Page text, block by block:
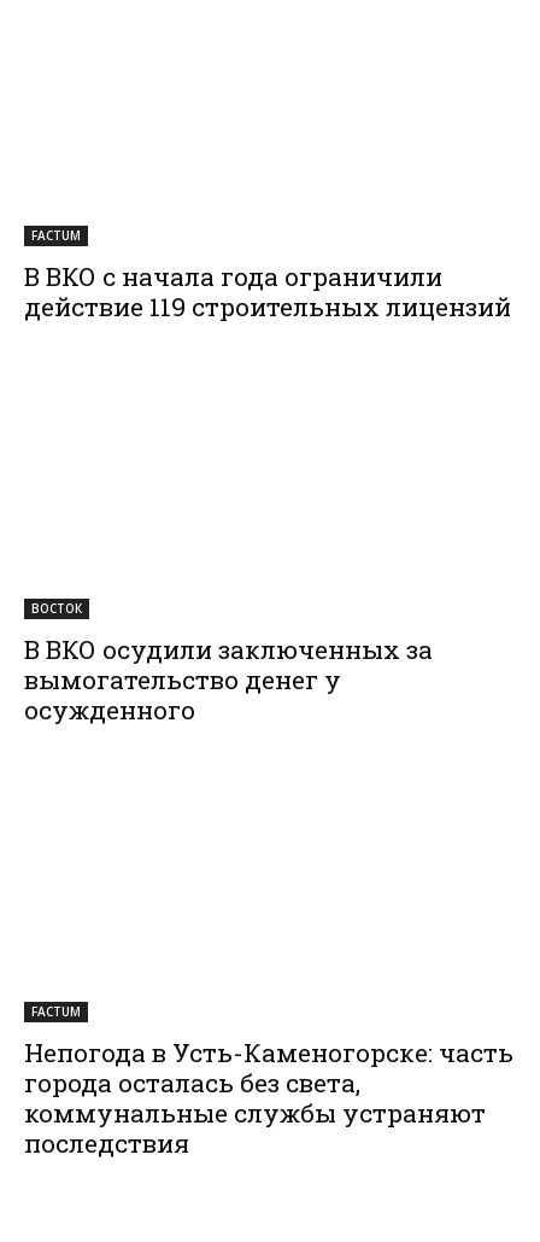
FACTUM
В ВКО с начала года ограничили
действие 119 строительных лицензий
ВОСТОК
В ВКО осудили заключенных за
вымогательство денег у
осужденного
FACTUM
Непогода в Усть-Каменогорске: часть
города осталась без света,
коммунальные службы устраняют
последствия